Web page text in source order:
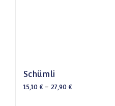
Schümli
15,10 €– 27,90 €